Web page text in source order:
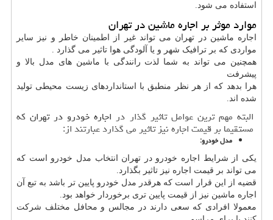
استفاده می شود.
موارد موثر بر اجاره ماشین در تهران
اجاره ماشین در تهران می تواند غیر از اطمینان خاطر و نیز سایر
مواردی که بر ترافیک شهر و یا آلودگی هوا تاثیر می گذارد .
همچنین می تواند به شما لذت رانندگی با ماشین های مدل بالا و
پیشرفت
هرا بدهد که از هر نظر منطبق با استانداردهای زیست محیطی تولید
شده اند.
البته مهم ترین عوامل تاثیر گذار در اجاره خودرو در تهرانکه
مستقیما بر قیمت اجاره نیز تاثیر می گذارد عبارتند از:
مدل خودرو:
یکی از شرایط اجاره خودرو در تهران انتخاب مدل خودرو است که
می تواند بر قیمت اجاره نیز تاثیر بگذارد.
قضیه از این قرار است که هرقدر مدل خودرو پایین تر باشد به تبع آن
اجاره ماشین نیز از قیمت پایین تری برخوردار خواهد بود.
معمولا افرادی که سعی دارند در مجالس و محافل مختلف شرکت